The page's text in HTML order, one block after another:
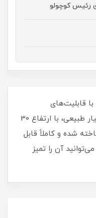
رئیس کوچولو
با قابلیت‌های
منحصربه‌فرداین عروسک زیبا و بسیار طبیعی، با ارتفاع 30
شده و کاملاً قابل
آن را تمیز